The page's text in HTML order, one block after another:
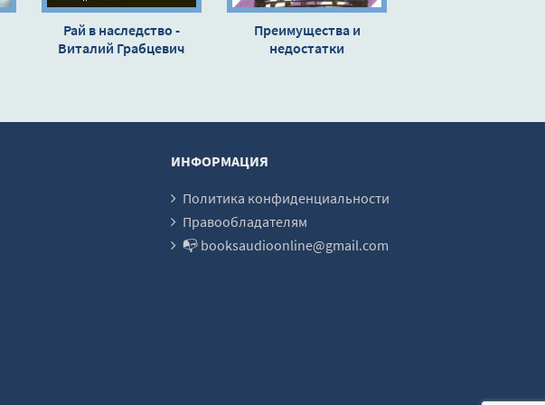
Рай в наследство -
Виталий Грабцевич
Преимущества и
недостатки
ИНФОРМАЦИЯ
Политика конфиденциальности
Правообладателям
📭 booksaudioonline@gmail.com